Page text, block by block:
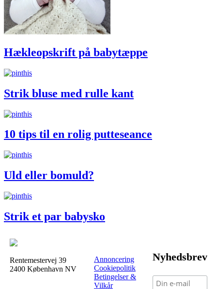
Hækleopskrift på babytæppe
Strik bluse med rulle kant
10 tips til en rolig putteseance
Uld eller bomuld?
Strik et par babysko
Rentemestervej 39
2400 København NV
Annoncering
Cookiepolitik
Betingelser &
Vilkår
Nyhedsbrev